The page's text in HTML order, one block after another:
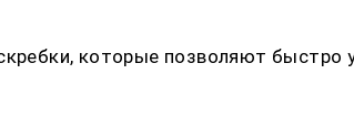
которые позволяют быстро